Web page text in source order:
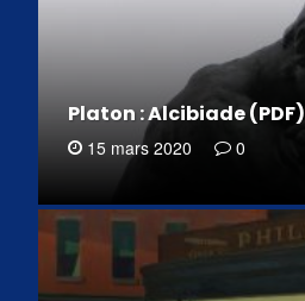
Platon : Alcibiade (PDF)
15 mars 2020 0